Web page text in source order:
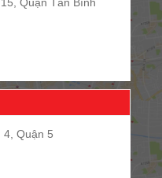
Quận Tân Bình
4, Quận 5